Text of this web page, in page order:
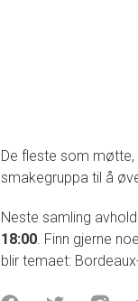
De fleste som
smakegruppa til å
Neste samling
18:00. Finn gjerne
blir temaet: